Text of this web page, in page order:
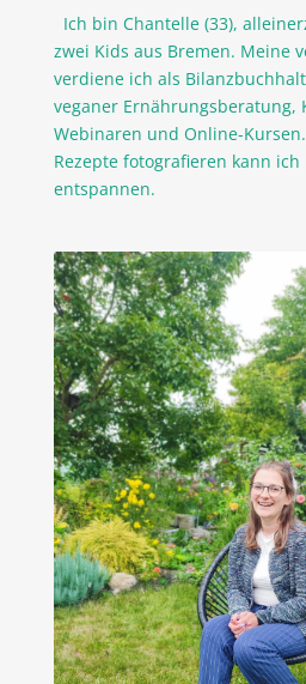
Ich bin Chantelle (33),
zwei Kids aus Bremen. Meine
verdiene ich als
veganer Ernährungsberatung,
Webinaren und Online-
Rezepte fotografieren kann
entspannen.